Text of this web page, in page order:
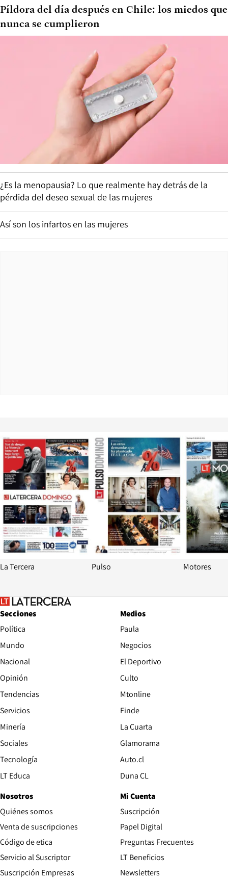
Píldora del día después en Chile: los miedos que
nunca se cumplieron
¿Es la menopausia? Lo que realmente hay detrás de la
pérdida del deseo sexual de las mujeres
Así son los infartos en las mujeres
Opens in new window
La Tercera
Opens in
Pulso Motores
Secciones
Política
Mundo
Nacional
Opinión
Tendencias
Servicios
Minería
Sociales
Tecnología
LT Educa
Medios
Paula
Negocios
El Deportivo
Culto
Mtonline
Finde
La Cuarta
Glamorama
Auto.clOpens in new window
Duna CLOpens in new window
Nosotros
Quiénes somos
Venta de suscripciones
Código de etica Opens in new window
Servicio al Suscriptor
Suscripción Empresas
Mi Cuenta
Suscripción
Papel DigitalOpens in new
Preguntas Frecuentes
LT Beneficios
Newsletters